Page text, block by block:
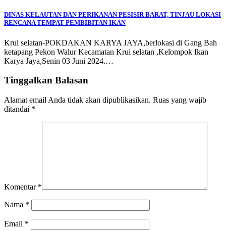
DINAS KELAUTAN DAN PERIKANAN PESISIR BARAT, TINJAU LOKASI
RENCANA TEMPAT PEMBIBITAN IKAN
Krui selatan-POKDAKAN KARYA JAYA,berlokasi di Gang Bah
ketapang Pekon Walur Kecamatan Krui selatan ,Kelompok Ikan
Karya Jaya,Senin 03 Juni 2024.…
Tinggalkan Balasan
Alamat email Anda tidak akan dipublikasikan. Ruas yang wajib
ditandai *
Komentar *
Nama *
Email *